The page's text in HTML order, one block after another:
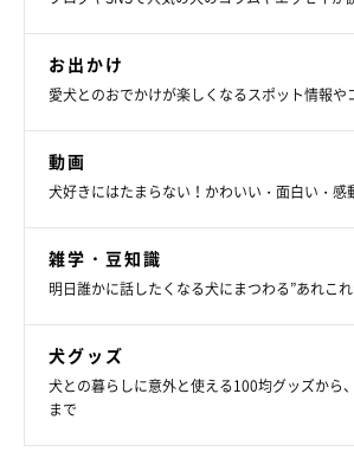
お出かけ
愛犬とのおでかけが楽しくなるスポット情報や
動画
犬好きにはたまらない！かわいい・面白い・感
雑学・豆知識
明日誰かに話したくなる犬にまつわる”あれこ
犬グッズ
犬との暮らしに意外と使える100均グッズから
まで